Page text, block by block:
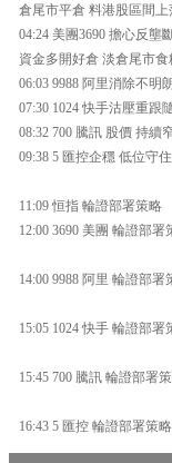
倉尾市平倉 料港股區間
04:24 美團3690 擔心反壟
資金多開好倉 淡倉尾市食
06:03 9988 阿里消除不明
07:30 1024 快手沽壓重跟
08:32 700 騰訊 股價 持續
09:38 5 匯控企穩 低位守
11:09 恒指 輪證部署策略
12:00 3690 美團 輪證部署
14:00 9988 阿里 輪證部署
15:05 1024 快手 輪證部署
15:45 700 騰訊 輪證部署
16:43 5 匯控 輪證部署策略